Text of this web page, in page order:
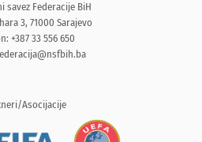
savez Federacije BiH
3, 71000 Sarajevo
+387 33 556 650
Asocijacije